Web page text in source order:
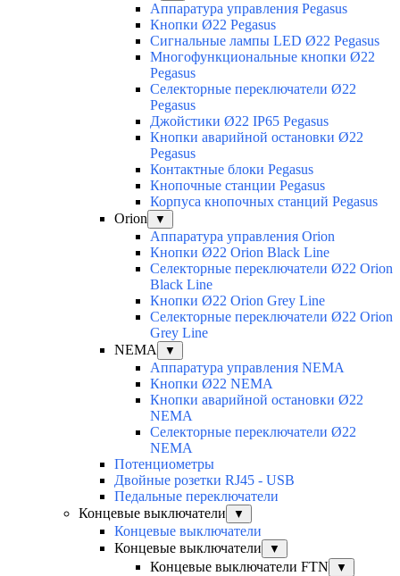
Аппаратура управления Pegasus
Кнопки Ø22 Pegasus
Сигнальные лампы LED Ø22 Pegasus
Многофункциональные кнопки Ø22
Pegasus
Селекторные переключатели Ø22
Pegasus
Джойстики Ø22 IP65 Pegasus
Кнопки аварийной остановки Ø22
Pegasus
Контактные блоки Pegasus
Кнопочные станции Pegasus
Корпуса кнопочных станций Pegasus
Orion
▼
Аппаратура управления Orion
Кнопки Ø22 Orion Black Line
Селекторные переключатели Ø22 Orion
Black Line
Кнопки Ø22 Orion Grey Line
Селекторные переключатели Ø22 Orion
Grey Line
NEMA
▼
Аппаратура управления NEMA
Кнопки Ø22 NEMA
Кнопки аварийной остановки Ø22
NEMA
Селекторные переключатели Ø22
NEMA
Потенциометры
Двойные розетки RJ45 - USB
Педальные переключатели
Концевые выключатели
▼
Концевые выключатели
Концевые выключатели
▼
Концевые выключатели FTN ▼